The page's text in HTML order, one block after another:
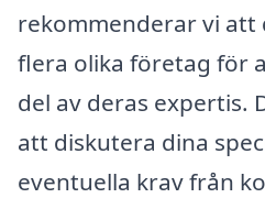
rekommenderar vi
flera olika företag för
del av deras expertis.
att diskutera dina
eventuella krav från